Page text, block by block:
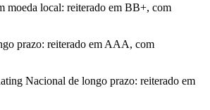
moeda local: reiterado em BB+, com
prazo: reiterado em AAA, com
Nacional de longo prazo: reiterado em